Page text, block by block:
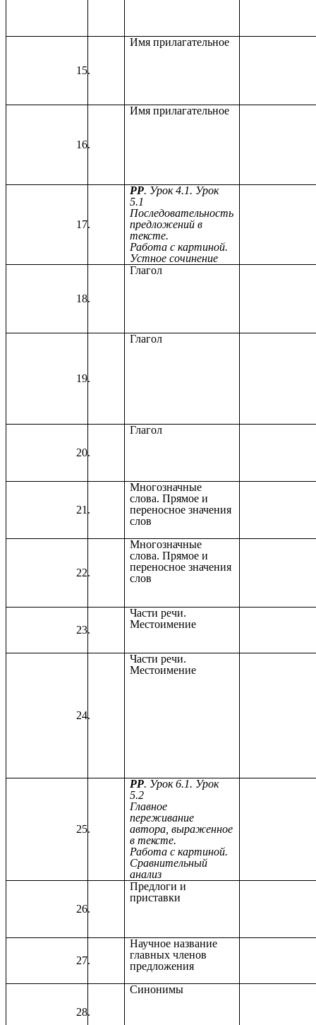
Имя прилагательное
Имя прилагательное
РР. Урок 4.1. Урок
5.1
Последовательность
предложений в
тексте.
Работа с картиной.
Устное сочинение
Глагол
Глагол
Глагол
Многозначные
слова. Прямое и
переносное значения
слов
Многозначные
слова. Прямое и
переносное значения
слов
Части речи.
Местоимение
Части речи.
Местоимение
РР. Урок 6.1. Урок
5.2
Главное
переживание
автора, выраженное
в тексте.
Работа с картиной.
Сравнительный
анализ
Предлоги и
приставки
Научное название
главных членов
предложения
Синонимы